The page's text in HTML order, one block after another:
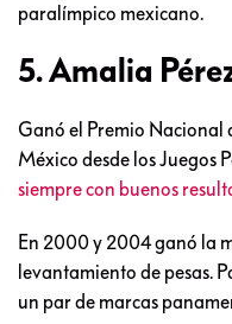
paralímpico mexicano.
5. Amalia
Ganó el Premio Nacional
México desde los Juegos
siempre con buenos
En 2000 y 2004 ganó la
levantamiento de pesas.
un par de marcas